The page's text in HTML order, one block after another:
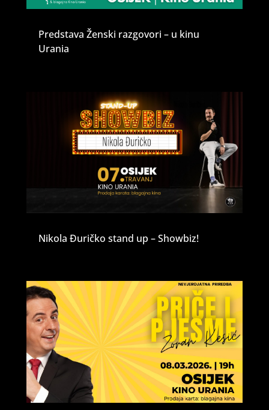
Predstava Ženski razgovori – u kinu
Urania
Nikola Đuričko stand up – Showbiz!